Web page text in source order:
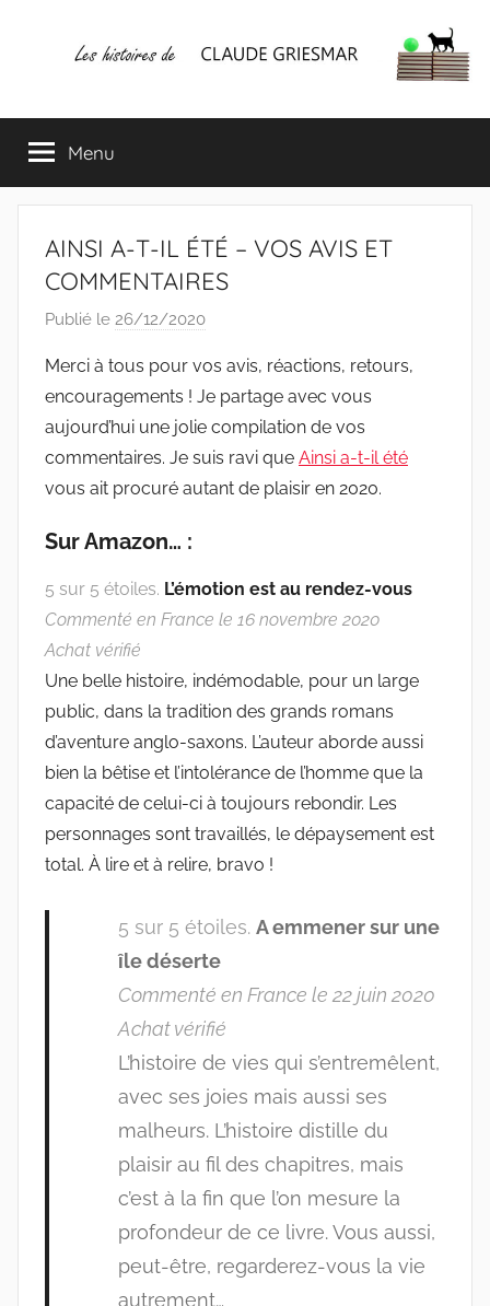
Les
histoires
de
CLAUDE
GRIESMAR
mes
lectures
favorites
Menu
AINSI A-T-IL ÉTÉ – VOS AVIS ET
COMMENTAIRES
Publié le 26/12/2020
r
C
l
a
u
i
s
m
a
r
Merci à tous pour vos avis, réactions, retours,
encouragements ! Je partage avec vous
aujourd’hui une jolie compilation de vos
commentaires. Je suis ravi que Ainsi a-t-il été
vous ait procuré autant de plaisir en 2020.
Sur Amazon… :
5 sur 5 étoiles. L’émotion est au rendez-vous
Commenté en France le 16 novembre 2020
Achat vérifié
Une belle histoire, indémodable, pour un large
public, dans la tradition des grands romans
d’aventure anglo-saxons. L’auteur aborde aussi
bien la bêtise et l’intolérance de l’homme que la
capacité de celui-ci à toujours rebondir. Les
personnages sont travaillés, le dépaysement est
total. À lire et à relire, bravo !
5 sur 5 étoiles. A emmener sur une
île déserte
Commenté en France le 22 juin 2020
Achat vérifié
L’histoire de vies qui s’entremêlent,
avec ses joies mais aussi ses
malheurs. L’histoire distille du
plaisir au fil des chapitres, mais
c’est à la fin que l’on mesure la
profondeur de ce livre. Vous aussi,
peut-être, regarderez-vous la vie
autrement…